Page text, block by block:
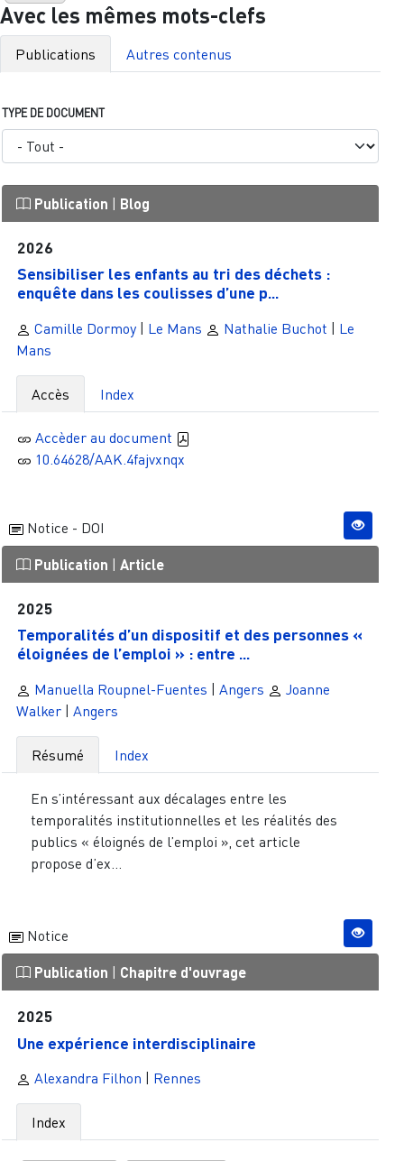
Avec les mêmes mots-clefs
Publications Autres contenus
TYPE DE DOCUMENT
Publication | Blog
2026
Sensibiliser les enfants au tri des déchets :
enquête dans les coulisses d’une p...
Camille Dormoy| Le Mans Nathalie Buchot
Le
Mans
Accès Index
Accèder au document
10.64628/AAK.4fajvxnqx
Notice - DOI
Publication | Article
2025
Temporalités d’un dispositif et des personnes «
éloignées de l’emploi » : entre ...
Manuella Roupnel-Fuentes Angers
Joanne
Walker| Angers
Résumé Index
En s’intéressant aux décalages entre les
temporalités institutionnelles et les réalités des
publics « éloignés de l’emploi », cet article
propose d’ex...
Notice
Publication Chapitre d'ouvrage
2025
Une expérience interdisciplinaire
Alexandra Filhon Rennes
Index